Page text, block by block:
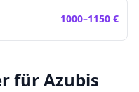
1000–1150 €
für Azubis